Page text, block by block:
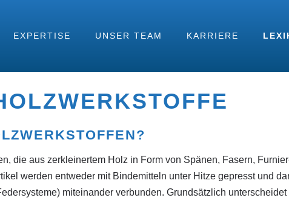
EXPERTISE UNSER TEAM KARRIERE
die aus zerkleinertem Holz in Form von Spänen, Fasern,
werden entweder mit Bindemitteln unter Hitze gepresst und
miteinander verbunden. Grundsätzlich